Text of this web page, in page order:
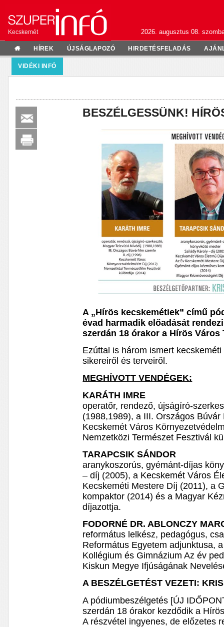
Kecskemét 2026. augusztus 08.
HÍREK ÚJSÁGLAPOZÓ HIRDETÉSFELADÁS
VIDÉKI INFÓ
BESZÉLGESSÜNK!
A „Hírös kecskemétiek” című
évad harmadik előadását
szerdán 18 órakor a Hírös
Ezúttal is három ismert
sikereiről és terveiről.
MEGHÍVOTT VENDÉGEK:
KARÁTH IMRE
operatőr, rendező, újságíró-
(1988,1989), a III. Országos
Kecskemét Város
Nemzetközi Természet Fesztivál
TARAPCSIK SÁNDOR
aranykoszorús, gyémánt-díjas
– díj (2005), a Kecskemét Város
Kecskeméti Mestere Díj (2011), a
kompaktor (2014) és a Magyar
díjazottja.
FODORNÉ DR. ABLONCZY
református lelkész, pedagógus,
Református Egyetem adjunktusa,
Kollégium és Gimnázium Az év
Kiskun Megye Ifjúságának
A BESZÉLGETÉST VEZETI:
A pódiumbeszélgetés [ÚJ
szerdán 18 órakor kezdődik a
A részvétel ingyenes, de előzetes